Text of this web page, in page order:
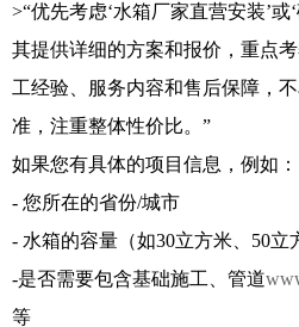
>“优先考虑‘水箱厂家直营安装’
其提供详细的方案和报价，重点
工经验、服务内容和售后保障，
准，注重整体性价比。”
如果您有具体的项目信息，例如：
- 您所在的省份/城市
- 水箱的容量（如30立方米、50立
-是否需要包含基础施工、管道
等